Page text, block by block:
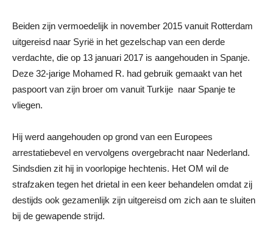
Beiden zijn vermoedelijk in november 2015 vanuit Rotterdam
uitgereisd naar Syrië in het gezelschap van een derde
verdachte, die op 13 januari 2017 is aangehouden in Spanje.
Deze 32-jarige Mohamed R. had gebruik gemaakt van het
paspoort van zijn broer om vanuit Turkije naar Spanje te
vliegen.
Hij werd aangehouden op grond van een Europees
arrestatiebevel en vervolgens overgebracht naar Nederland.
Sindsdien zit hij in voorlopige hechtenis. Het OM wil de
strafzaken tegen het drietal in een keer behandelen omdat zij
destijds ook gezamenlijk zijn uitgereisd om zich aan te sluiten
bij de gewapende strijd.